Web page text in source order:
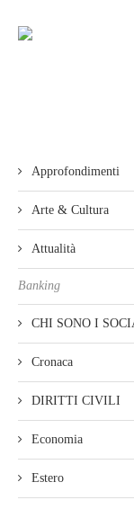
Approfondimenti
Arte & Cultura
Attualità
Banking
CHI SONO I
Cronaca
DIRITTI CIVILI
Economia
Estero